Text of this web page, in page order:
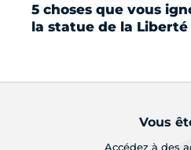
5 choses que vous
la statue de la Liberté
Vous
Accédez à des